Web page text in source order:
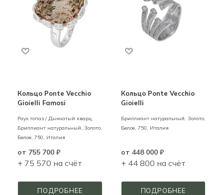
Кольцо Ponte Vecchio
Gioielli Famosi
Раух топаз / Дымчатый кварц,
Бриллиант натуральный, Золото,
Белое, 750, Италия
от 755 700 ₽
+ 75 570 на счёт
ПОДРОБНЕЕ
Кольцо Ponte Vecchio
Gioielli
Бриллиант натуральный, Золото,
Белое, 750, Италия
от 448 000 ₽
+ 44 800 на счёт
ПОДРОБНЕЕ